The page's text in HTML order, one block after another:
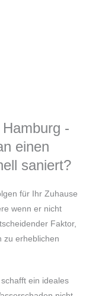
-
einen
saniert?
für Ihr Zuhause
wenn er nicht
Faktor,
zu erheblichen
ein ideales